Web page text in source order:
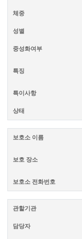
체중
성별
중성화여부
특징
특이사항
상태
보호소 이름
보호 장소
보호소 전화번호
관할기관
담당자